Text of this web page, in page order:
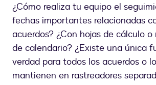
¿Cómo realiza tu equipo el
fechas importantes relacionadas
acuerdos? ¿Con hojas de cálculo
de calendario? ¿Existe una única
verdad para todos los acuerdos o
mantienen en rastreadores